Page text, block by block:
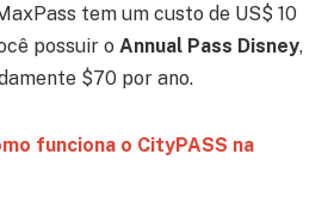
tem um custo de US$ 10
possuir o Annual Pass Disney,
$70 por ano.
funciona o CityPASS na